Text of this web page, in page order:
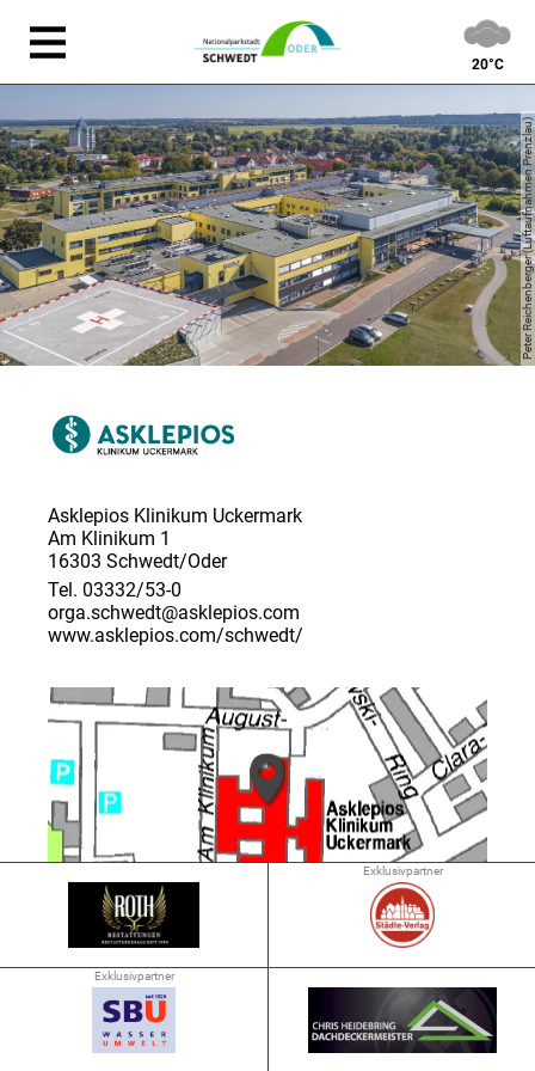
20°C
Peter Reichenberger (Luftaufnahmen Prenzlau)
Asklepios Klinikum Uckermark
Am Klinikum 1
16303 Schwedt/Oder
Tel. 03332/53-0
orga.schwedt@asklepios.com
www.asklepios.com/schwedt/
➜ 0.8 km
Exklusivpartner
Exklusivpartner